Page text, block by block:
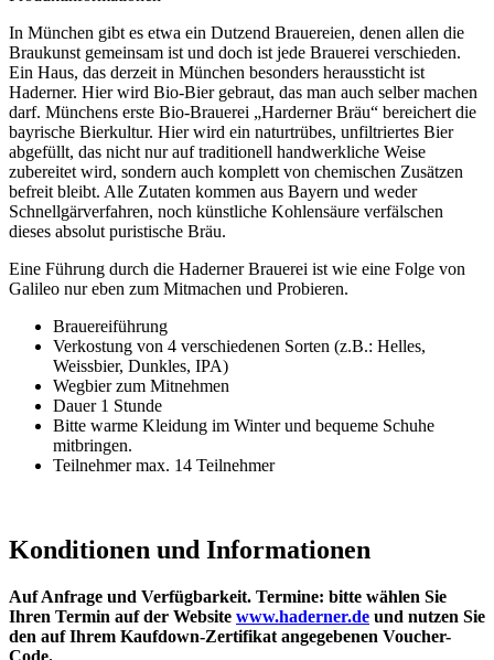
In München gibt es etwa ein Dutzend Brauereien, denen allen die
Braukunst gemeinsam ist und doch ist jede Brauerei verschieden.
Ein Haus, das derzeit in München besonders heraussticht ist
Haderner. Hier wird Bio-Bier gebraut, das man auch selber machen
darf. Münchens erste Bio-Brauerei „Harderner Bräu“ bereichert die
bayrische Bierkultur. Hier wird ein naturtrübes, unfiltriertes Bier
abgefüllt, das nicht nur auf traditionell handwerkliche Weise
zubereitet wird, sondern auch komplett von chemischen Zusätzen
befreit bleibt. Alle Zutaten kommen aus Bayern und weder
Schnellgärverfahren, noch künstliche Kohlensäure verfälschen
dieses absolut puristische Bräu.
Eine Führung durch die Haderner Brauerei ist wie eine Folge von
Galileo nur eben zum Mitmachen und Probieren.
Brauereiführung
Verkostung von 4 verschiedenen Sorten (z.B.: Helles,
Weissbier, Dunkles, IPA)
Wegbier zum Mitnehmen
Dauer 1 Stunde
Bitte warme Kleidung im Winter und bequeme Schuhe
mitbringen.
Teilnehmer max. 14 Teilnehmer
Konditionen und Informationen
Auf Anfrage und Verfügbarkeit. Termine: bitte wählen Sie
Ihren Termin auf der Website www.haderner.de und nutzen Sie
den auf Ihrem Kaufdown-Zertifikat angegebenen Voucher-
Code.